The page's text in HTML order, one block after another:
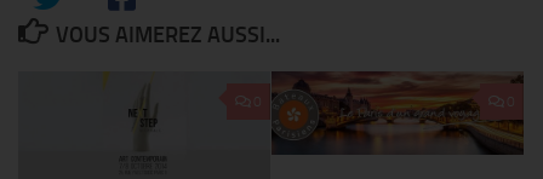
VOUS AIMEREZ AUSSI...